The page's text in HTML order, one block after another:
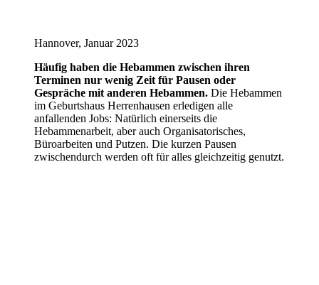
Hannover, Januar 2023
Häufig haben die Hebammen zwischen ihren
Terminen nur wenig Zeit für Pausen oder
Gespräche mit anderen Hebammen. Die Hebammen
im Geburtshaus Herrenhausen erledigen alle
anfallenden Jobs: Natürlich einerseits die
Hebammenarbeit, aber auch Organisatorisches,
Büroarbeiten und Putzen. Die kurzen Pausen
zwischendurch werden oft für alles gleichzeitig genutzt.